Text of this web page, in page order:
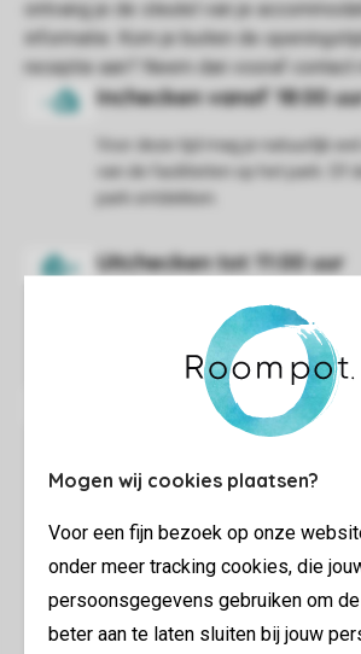
Mogen wij cookies plaatsen?
Voor een fijn bezoek op onze
onder meer tracking cookies, die
persoonsgegevens gebruiken om
beter aan te laten sluiten bij jouw
Voor deze tijd mag je natuurlijk
van de faciliteiten op het park. Of
park ontdekken.
De rest van de dag ben je
welkom bij de faciliteiten op het
schoon achter te laten. Je kunt
eindschoonmaak bij te boeken in
omgeving. Als je accommodatie
schoon en zonder gebreken is
borg wordt binnen tien dagen